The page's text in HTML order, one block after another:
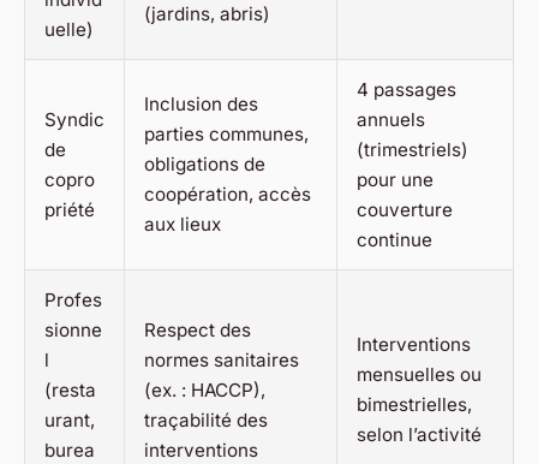
uelle)
(jardins, abris)
Syndic
de
copro
priété
Inclusion des
parties communes,
obligations de
coopération, accès
aux lieux
4 passages
annuels
(trimestriels)
pour une
couverture
continue
Profes
sionne
l
(resta
urant,
burea
Respect des
normes sanitaires
(ex. : HACCP),
traçabilité des
interventions
Interventions
mensuelles ou
bimestrielles,
selon l’activité